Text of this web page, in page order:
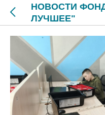
НОВОСТИ
ЛУЧШЕЕ"